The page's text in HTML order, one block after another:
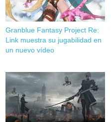
Granblue Fantasy Project Re:
Link muestra su jugabilidad en
un nuevo vídeo